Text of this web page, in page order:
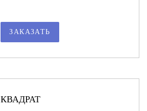
ЗАКАЗАТЬ
КВАДРАТ